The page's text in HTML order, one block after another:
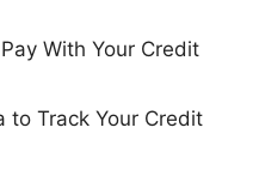
With Your Credit
to Track Your Credit